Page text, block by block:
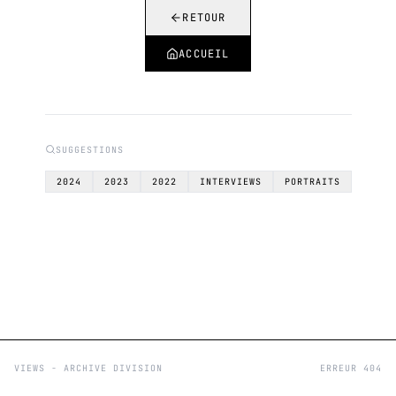
RETOUR
ACCUEIL
SUGGESTIONS
2024 2023 2022 INTERVIEWS PORTRAITS
VIEWS - ARCHIVE DIVISION ERREUR 404